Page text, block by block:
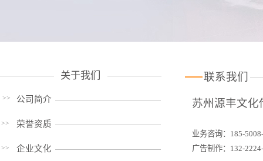
关于我们
>> 公司简介
>> 荣誉资质
>> 企业文化
联系我们
苏州源丰文化
业务咨询：185-
广告制作：132-